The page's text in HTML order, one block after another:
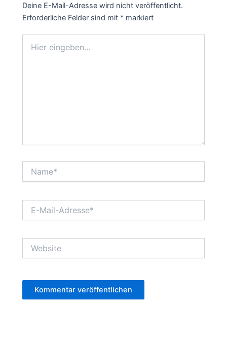
Deine E-Mail-Adresse wird nicht veröffentlicht.
Erforderliche Felder sind mit * markiert
eingeben…
Mail-